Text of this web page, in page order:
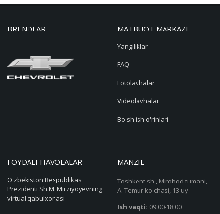
BRENDLAR MATBUOT MARKAZI
Yangiliklar
FAQ
Fotolavhalar
Videolavhalar
Bo'sh ish o'rinlari
FOYDALI HAVOLALAR
O'zbekiston Respublikasi
Prezidenti Sh.M. Mirziyoyevning
virtual qabulxonasi
MANZIL
Toshkent sh., Mirobod tumani,
A. Temur ko'chasi, 13 uy
Ish vaqti: 09:00-18:00